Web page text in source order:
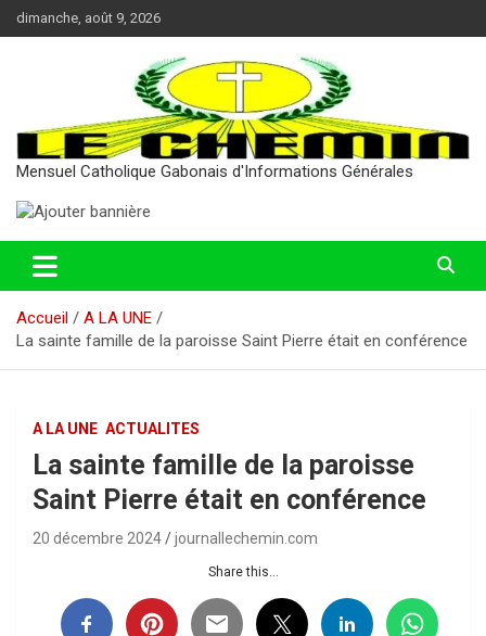
Aller
au
dimanche, août 9, 2026
Mensuel Catholique Gabonais d'Informations Générales
Accueil
A LA UNE
La sainte famille de la paroisse Saint Pierre était en conférence
A LA UNE ACTUALITES
La sainte famille de la paroisse
Saint Pierre était en conférence
20 décembre 2024 journallechemin.com
Share this...